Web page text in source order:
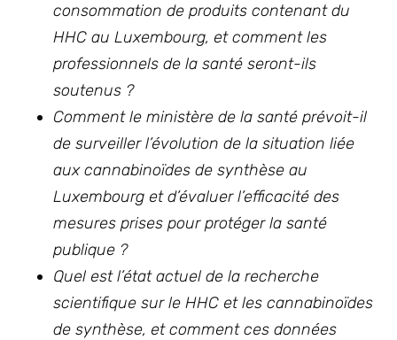
consommation de produits contenant du
HHC au Luxembourg, et comment les
professionnels de la santé seront-ils
soutenus ?
Comment le ministère de la santé prévoit-il
de surveiller l’évolution de la situation liée
aux cannabinoïdes de synthèse au
Luxembourg et d’évaluer l’efficacité des
mesures prises pour protéger la santé
publique ?
Quel est l’état actuel de la recherche
scientifique sur le HHC et les cannabinoïdes
de synthèse, et comment ces données